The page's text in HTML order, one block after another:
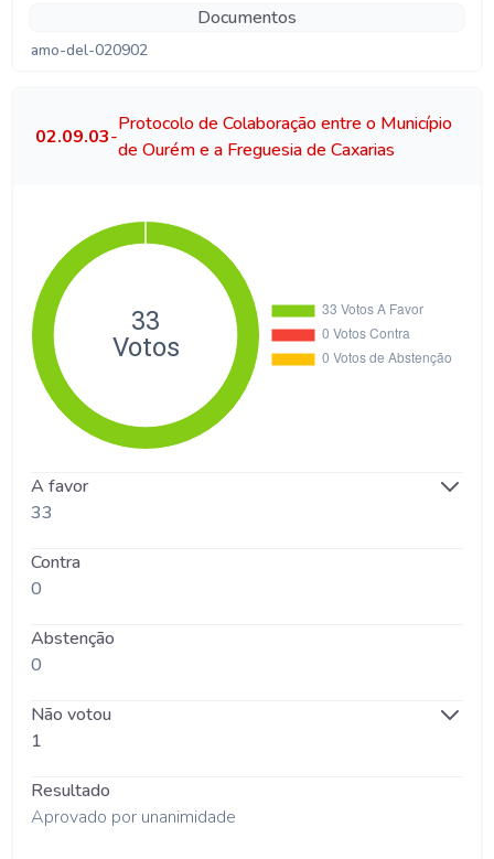
Documentos
amo-del-020902
02.09.03-
Protocolo de Colaboração entre o Município
de Ourém e a Freguesia de Caxarias
A favor
33
Contra
0
Abstenção
0
Não votou
1
Resultado
Aprovado por unanimidade